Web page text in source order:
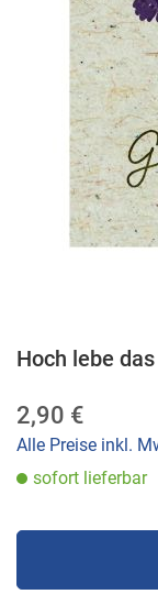
Hoch lebe
2,90 €
Alle Preise inkl.
sofort lieferbar